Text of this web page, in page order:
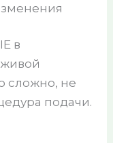
в
сложно, не
подачи.